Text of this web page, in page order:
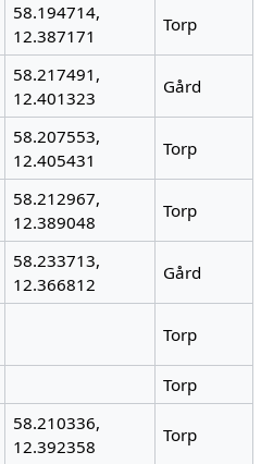
58.194714,
12.387171
Torp
58.217491,
12.401323
Gård
58.207553,
12.405431
Torp
58.212967,
12.389048
Torp
58.233713,
12.366812
Gård
Torp
Torp
58.210336,
12.392358
Torp